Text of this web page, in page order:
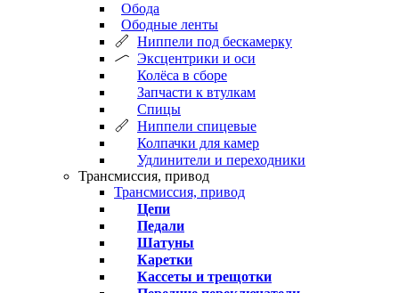
Обода
Ободные ленты
Ниппели под бескамерку
Эксцентрики и оси
Колёса в сборе
Запчасти к втулкам
Спицы
Ниппели спицевые
Колпачки для камер
Удлинители и переходники
Трансмиссия, привод
Трансмиссия, привод
Цепи
Педали
Шатуны
Каретки
Кассеты и трещотки